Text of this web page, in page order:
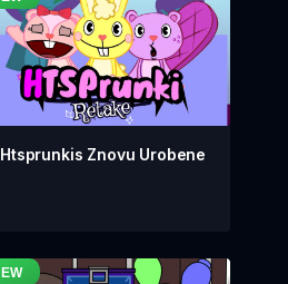
Htsprunkis Znovu Urobene